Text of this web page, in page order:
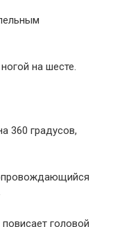
на шесте.
360 градусов,
головой